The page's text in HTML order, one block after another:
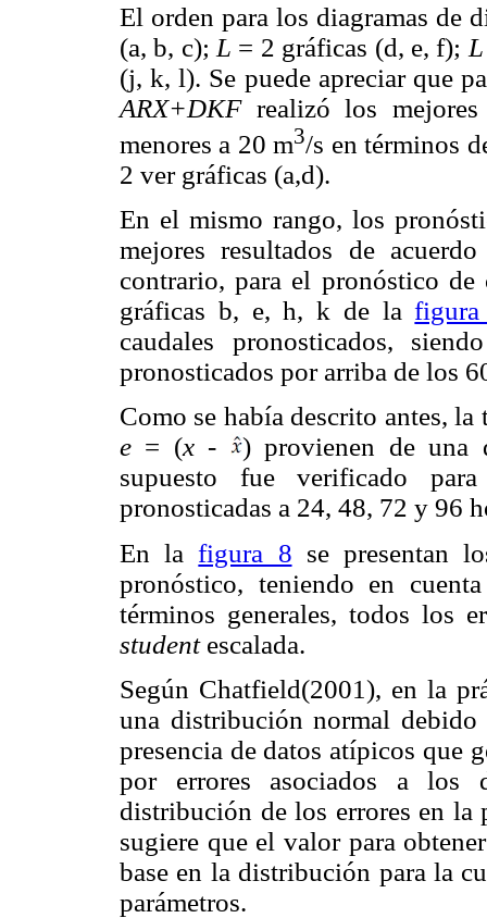
El orden para los diagramas de
(a, b, c); L = 2 gráficas (d, e, f); L
(j, k, l). Se puede apreciar que
ARX+DKFrealizó los mejores
menores a 20 m3/s en términos
2 ver gráficas (a,d).
En el mismo rango, los
mejores resultados de
contrario, para el pronóstico
gráficas b, e, h, k de la
caudales pronosticados,
pronosticados por arriba de los
Como se había descrito antes,
e = (x-
) provienen de una
supuesto fue verificado
pronosticadas a 24, 48, 72 y 96
En lafigura 8 se presentan
pronóstico, teniendo en
términos generales, todos los
studentescalada.
Según Chatfield(2001), en la
una distribución normal debido
presencia de datos atípicos que
por errores asociados a los
distribución de los errores en la
sugiere que el valor para
base en la distribución para la
parámetros.